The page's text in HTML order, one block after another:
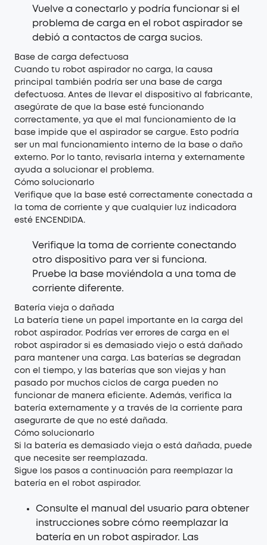
Vuelve a conectarlo y podría funcionar si el
problema de carga en el robot aspirador se
debió a contactos de carga sucios.
Base de carga defectuosa
Cuando tu robot aspirador no carga, la causa
principal también podría ser una base de carga
defectuosa. Antes de llevar el dispositivo al fabricante,
asegúrate de que la base esté funcionando
correctamente, ya que el mal funcionamiento de la
base impide que el aspirador se cargue. Esto podría
ser un mal funcionamiento interno de la base o daño
externo. Por lo tanto, revisarla interna y externamente
ayuda a solucionar el problema.
Cómo solucionarlo
Verifique que la base esté correctamente conectada a
la toma de corriente y que cualquier luz indicadora
esté ENCENDIDA.
Verifique la toma de corriente conectando
otro dispositivo para ver si funciona.
Pruebe la base moviéndola a una toma de
corriente diferente.
Batería vieja o dañada
La batería tiene un papel importante en la carga del
robot aspirador. Podrías ver errores de carga en el
robot aspirador si es demasiado viejo o está dañado
para mantener una carga. Las baterías se degradan
con el tiempo, y las baterías que son viejas y han
pasado por muchos ciclos de carga pueden no
funcionar de manera eficiente. Además, verifica la
batería externamente y a través de la corriente para
asegurarte de que no esté dañada.
Cómo solucionarlo
Si la batería es demasiado vieja o está dañada, puede
que necesite ser reemplazada.
Sigue los pasos a continuación para reemplazar la
batería en el robot aspirador.
Consulte el manual del usuario para obtener
instrucciones sobre cómo reemplazar la
batería en un robot aspirador. Las